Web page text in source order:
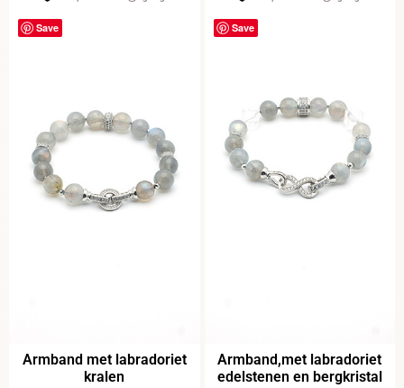
Save
Armband met labradoriet
kralen
Save
Armband,met labradoriet
edelstenen en bergkristal